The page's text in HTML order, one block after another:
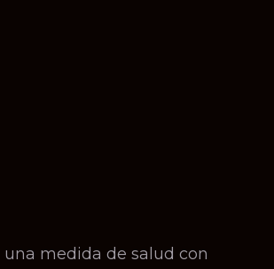
medida de salud con